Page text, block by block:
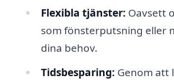
Flexibla tjänster: Oavsett
som fönsterputsning eller
dina behov.
Tidsbesparing: Genom att